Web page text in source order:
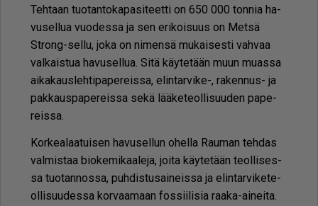
Teh­taan tuo­tan­to­ka­pa­si­teet­ti on 650 000 ton­nia ha­
vu­sel­lua vuo­des­sa ja sen eri­koi­suus on Met­sä
Strong-sel­lu, joka on ni­men­sä mu­kai­ses­ti vah­vaa
val­kais­tua ha­vu­sel­lua. Sitä käy­te­tään muun mu­as­sa
ai­ka­kaus­leh­ti­pa­pe­reis­sa, elin­tar­vi­ke-, ra­ken­nus- ja
pak­kaus­pa­pe­reis­sa sekä lää­ke­te­ol­li­suu­den pa­pe­
reis­sa.
Kor­ke­a­laa­tui­sen ha­vu­sel­lun ohel­la Rau­man teh­das
val­mis­taa bi­o­ke­mi­kaa­le­ja, joi­ta käy­te­tään te­ol­li­ses­
sa tuo­tan­nos­sa, puh­dis­tu­sai­neis­sa ja elin­tar­vi­ke­te­
ol­li­suu­des­sa kor­vaa­maan fos­sii­li­sia raa­ka-ai­nei­ta.